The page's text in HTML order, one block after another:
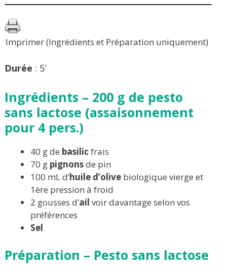
Imprimer (Ingrédients et Préparation uniquement)
Durée : 5′
Ingrédients – 200 g de pesto
sans lactose (assaisonnement
pour 4 pers.)
40 g de basilic frais
70 g pignonsde pin
100 mL d’huile d’olive biologique vierge et
1ère pression à froid
2 gousses d’ail voir davantage selon vos
préférences
Sel
Préparation – Pesto sans lactose